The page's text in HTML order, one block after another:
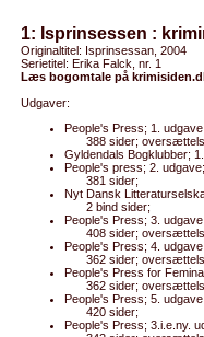
1: Isprinsessen :
Originaltitel: Isprinsessan, 2004
Serietitel: Erika Falck, nr. 1
Læs bogomtale på
Udgaver:
People's Press; 1.
388 sider;
Gyldendals Bogklubber;
People's press; 2.
381 sider;
Nyt Dansk
2 bind sider;
People's Press; 3.
408 sider;
People's Press; 4.
362 sider;
People's Press for
362 sider;
People's Press; 5.
420 sider;
People's Press; 3.i.e.ny.